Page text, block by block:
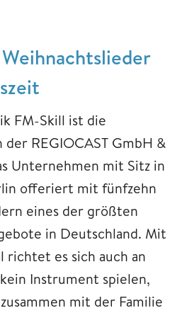
FM-Skill ist die
REGIOCAST GmbH &
Unternehmen mit Sitz in
offeriert mit fünfzehn
eines der größten
in Deutschland. Mit
richtet es sich auch an
Instrument spielen,
mit der Familie